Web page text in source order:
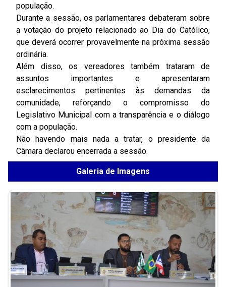
população.
Durante a sessão, os parlamentares debateram sobre
a votação do projeto relacionado ao Dia do Católico,
que deverá ocorrer provavelmente na próxima sessão
ordinária.
Além disso, os vereadores também trataram de
assuntos importantes e apresentaram
esclarecimentos pertinentes às demandas da
comunidade, reforçando o compromisso do
Legislativo Municipal com a transparência e o diálogo
com a população.
Não havendo mais nada a tratar, o presidente da
Câmara declarou encerrada a sessão.
Galeria de Imagens